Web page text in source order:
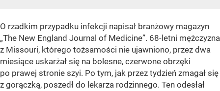
O rzadkim przypadku infekcji napisał branżowy magazyn
„The New England Journal of Medicine”. 68-letni mężczyzna
z Missouri, którego tożsamości nie ujawniono, przez dwa
miesiące uskarżał się na bolesne, czerwone obrzęki
po prawej stronie szyi. Po tym, jak przez tydzień zmagał się
z gorączką, poszedł do lekarza rodzinnego. Ten odesłał